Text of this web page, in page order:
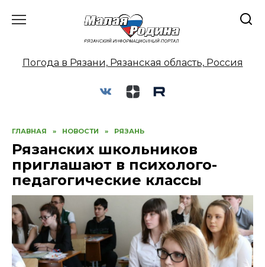
Погода в Рязани, Рязанская область, Россия
ГЛАВНАЯ » НОВОСТИ » РЯЗАНЬ
Рязанских школьников
приглашают в психолого-
педагогические классы